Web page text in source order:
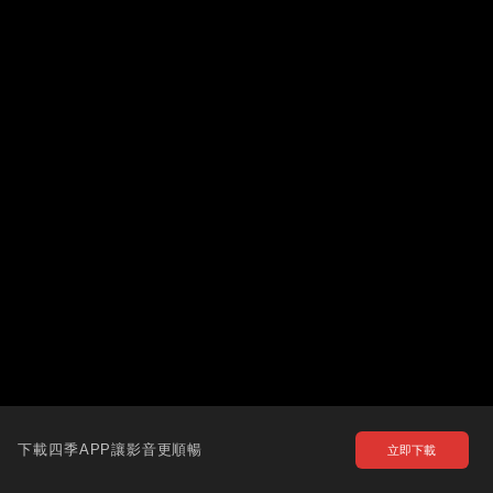
下載四季APP讓影音更順暢 立即下載